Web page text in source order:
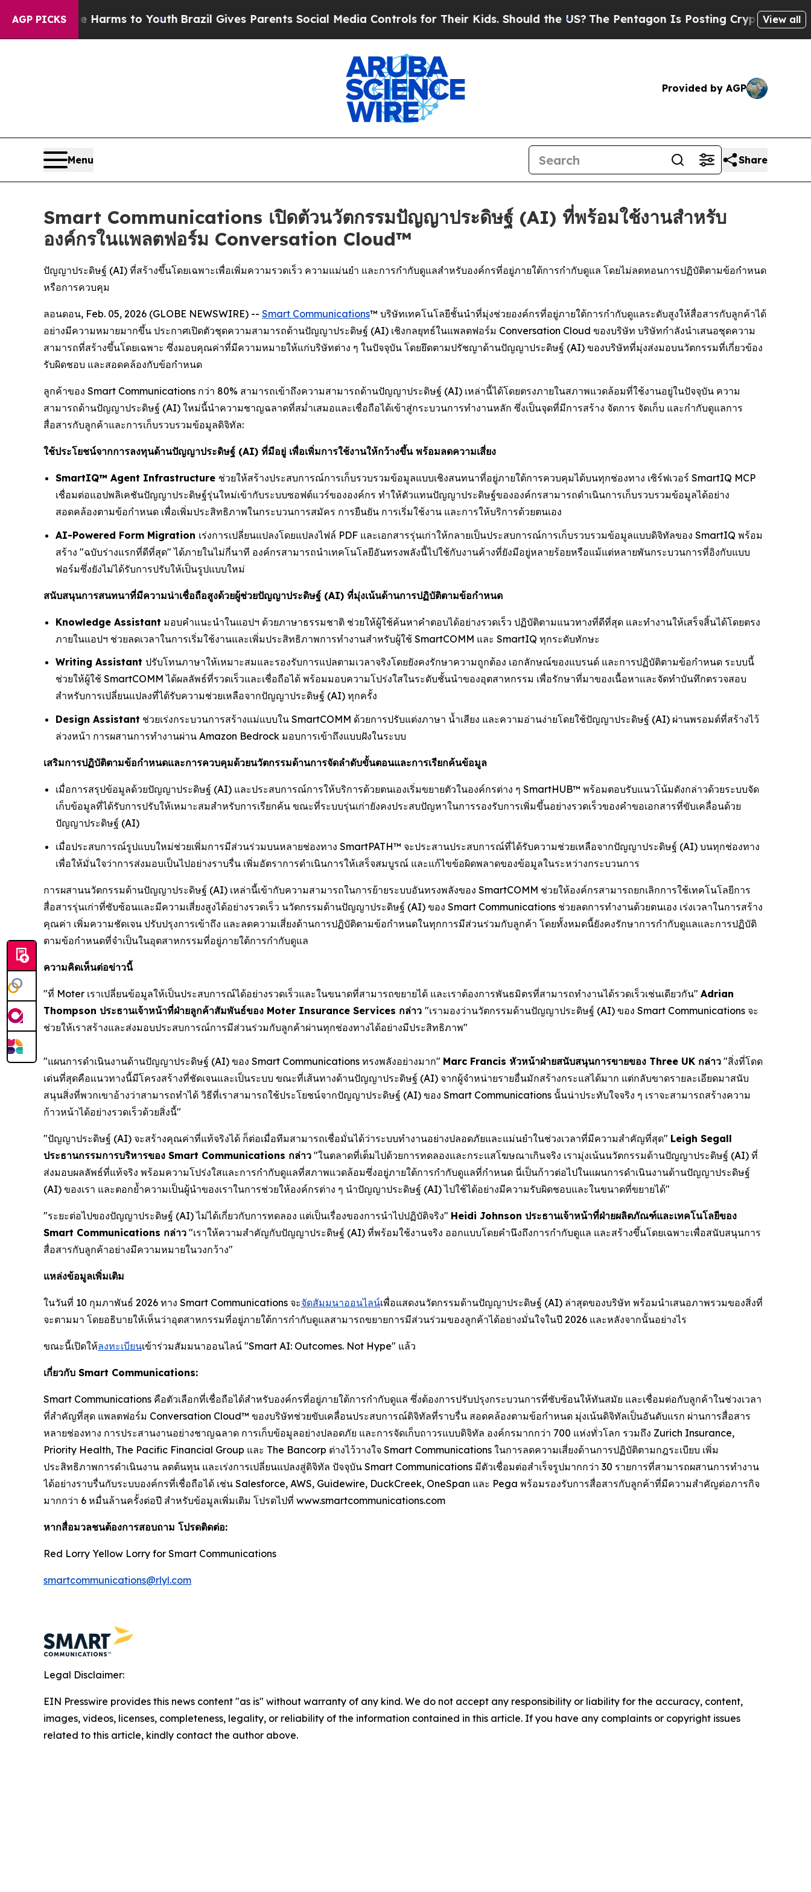
AGP PICKS
Harms to YouthBrazil Gives Parents Social Media Controls for Their Kids. Should the US?The Pentagon Is Posting Cryptic Biblical View all
Provided by AGP
Menu Share
Smart Communications เปิดตัวนวัตกรรมปัญญาประดิษฐ์ (AI) ที่พร้อมใช้งานสำหรับ
องค์กรในแพลตฟอร์ม Conversation Cloud™
ปัญญาประดิษฐ์ (AI) ที่สร้างขึ้นโดยเฉพาะเพื่อเพิ่มความรวดเร็ว ความแม่นยำ และการกำกับดูแลสำหรับองค์กรที่อยู่ภายใต้การกำกับดูแล โดยไม่ลดทอนการปฏิบัติตามข้อกำหนด
หรือการควบคุม
ลอนดอน, Feb. 05, 2026 (GLOBE NEWSWIRE) -- Smart Communications™ บริษัทเทคโนโลยีชั้นนำที่มุ่งช่วยองค์กรที่อยู่ภายใต้การกำกับดูแลระดับสูงให้สื่อสารกับลูกค้าได้
อย่างมีความหมายมากขึ้น ประกาศเปิดตัวชุดความสามารถด้านปัญญาประดิษฐ์ (AI) เชิงกลยุทธ์ในแพลตฟอร์ม Conversation Cloud ของบริษัท บริษัทกำลังนำเสนอชุดความ
สามารถที่สร้างขึ้นโดยเฉพาะ ซึ่งมอบคุณค่าที่มีความหมายให้แก่บริษัทต่าง ๆ ในปัจจุบัน โดยยึดตามปรัชญาด้านปัญญาประดิษฐ์ (AI) ของบริษัทที่มุ่งส่งมอบนวัตกรรมที่เกี่ยวข้อง
รับผิดชอบ และสอดคล้องกับข้อกำหนด
ลูกค้าของ Smart Communications กว่า 80% สามารถเข้าถึงความสามารถด้านปัญญาประดิษฐ์ (AI) เหล่านี้ได้โดยตรงภายในสภาพแวดล้อมที่ใช้งานอยู่ในปัจจุบัน ความ
สามารถด้านปัญญาประดิษฐ์ (AI) ใหม่นี้นำความชาญฉลาดที่สม่ำเสมอและเชื่อถือได้เข้าสู่กระบวนการทำงานหลัก ซึ่งเป็นจุดที่มีการสร้าง จัดการ จัดเก็บ และกำกับดูแลการ
สื่อสารกับลูกค้าและการเก็บรวบรวมข้อมูลดิจิทัล:
ใช้ประโยชน์จากการลงทุนด้านปัญญาประดิษฐ์ (AI) ที่มีอยู่ เพื่อเพิ่มการใช้งานให้กว้างขึ้น พร้อมลดความเสี่ยง
SmartIQ™ Agent Infrastructure ช่วยให้สร้างประสบการณ์การเก็บรวบรวมข้อมูลแบบเชิงสนทนาที่อยู่ภายใต้การควบคุมได้บนทุกช่องทาง เซิร์ฟเวอร์ SmartIQ MCP
เชื่อมต่อแอปพลิเคชันปัญญาประดิษฐ์รุ่นใหม่เข้ากับระบบซอฟต์แวร์ขององค์กร ทำให้ตัวแทนปัญญาประดิษฐ์ขององค์กรสามารถดำเนินการเก็บรวบรวมข้อมูลได้อย่าง
สอดคล้องตามข้อกำหนด เพื่อเพิ่มประสิทธิภาพในกระบวนการสมัคร การยืนยัน การเริ่มใช้งาน และการให้บริการด้วยตนเอง
AI-Powered Form Migration เร่งการเปลี่ยนแปลงโดยแปลงไฟล์ PDF และเอกสารรุ่นเก่าให้กลายเป็นประสบการณ์การเก็บรวบรวมข้อมูลแบบดิจิทัลของ SmartIQ พร้อม
สร้าง "ฉบับร่างแรกที่ดีที่สุด" ได้ภายในไม่กี่นาที องค์กรสามารถนำเทคโนโลยีอันทรงพลังนี้ไปใช้กับงานค้างที่ยังมีอยู่หลายร้อยหรือแม้แต่หลายพันกระบวนการที่อิงกับแบบ
ฟอร์มซึ่งยังไม่ได้รับการปรับให้เป็นรูปแบบใหม่
สนับสนุนการสนทนาที่มีความน่าเชื่อถือสูงด้วยผู้ช่วยปัญญาประดิษฐ์ (AI) ที่มุ่งเน้นด้านการปฏิบัติตามข้อกำหนด
Knowledge Assistant มอบคำแนะนำในแอปฯ ด้วยภาษาธรรมชาติ ช่วยให้ผู้ใช้ค้นหาคำตอบได้อย่างรวดเร็ว ปฏิบัติตามแนวทางที่ดีที่สุด และทำงานให้เสร็จสิ้นได้โดยตรง
ภายในแอปฯ ช่วยลดเวลาในการเริ่มใช้งานและเพิ่มประสิทธิภาพการทำงานสำหรับผู้ใช้ SmartCOMM และ SmartIQ ทุกระดับทักษะ
Writing Assistant ปรับโทนภาษาให้เหมาะสมและรองรับการแปลตามเวลาจริงโดยยังคงรักษาความถูกต้อง เอกลักษณ์ของแบรนด์ และการปฏิบัติตามข้อกำหนด ระบบนี้
ช่วยให้ผู้ใช้ SmartCOMM ได้ผลลัพธ์ที่รวดเร็วและเชื่อถือได้ พร้อมมอบความโปร่งใสในระดับชั้นนำของอุตสาหกรรม เพื่อรักษาที่มาของเนื้อหาและจัดทำบันทึกตรวจสอบ
สำหรับการเปลี่ยนแปลงที่ได้รับความช่วยเหลือจากปัญญาประดิษฐ์ (AI) ทุกครั้ง
Design Assistant ช่วยเร่งกระบวนการสร้างแม่แบบใน SmartCOMM ด้วยการปรับแต่งภาษา น้ำเสียง และความอ่านง่ายโดยใช้ปัญญาประดิษฐ์ (AI) ผ่านพรอมต์ที่สร้างไว้
ล่วงหน้า การผสานการทำงานผ่าน Amazon Bedrock มอบการเข้าถึงแบบฝังในระบบ
เสริมการปฏิบัติตามข้อกำหนดและการควบคุมด้วยนวัตกรรมด้านการจัดลำดับขั้นตอนและการเรียกค้นข้อมูล
เมื่อการสรุปข้อมูลด้วยปัญญาประดิษฐ์ (AI) และประสบการณ์การให้บริการด้วยตนเองเริ่มขยายตัวในองค์กรต่าง ๆ SmartHUB™ พร้อมตอบรับแนวโน้มดังกล่าวด้วยระบบจัด
เก็บข้อมูลที่ได้รับการปรับให้เหมาะสมสำหรับการเรียกค้น ขณะที่ระบบรุ่นเก่ายังคงประสบปัญหาในการรองรับการเพิ่มขึ้นอย่างรวดเร็วของคำขอเอกสารที่ขับเคลื่อนด้วย
ปัญญาประดิษฐ์ (AI)
เมื่อประสบการณ์รูปแบบใหม่ช่วยเพิ่มการมีส่วนร่วมบนหลายช่องทาง SmartPATH™ จะประสานประสบการณ์ที่ได้รับความช่วยเหลือจากปัญญาประดิษฐ์ (AI) บนทุกช่องทาง
เพื่อให้มั่นใจว่าการส่งมอบเป็นไปอย่างราบรื่น เพิ่มอัตราการดำเนินการให้เสร็จสมบูรณ์ และแก้ไขข้อผิดพลาดของข้อมูลในระหว่างกระบวนการ
การผสานนวัตกรรมด้านปัญญาประดิษฐ์ (AI) เหล่านี้เข้ากับความสามารถในการย้ายระบบอันทรงพลังของ SmartCOMM ช่วยให้องค์กรสามารถยกเลิกการใช้เทคโนโลยีการ
สื่อสารรุ่นเก่าที่ซับซ้อนและมีความเสี่ยงสูงได้อย่างรวดเร็ว นวัตกรรมด้านปัญญาประดิษฐ์ (AI) ของ Smart Communications ช่วยลดการทำงานด้วยตนเอง เร่งเวลาในการสร้าง
คุณค่า เพิ่มความชัดเจน ปรับปรุงการเข้าถึง และลดความเสี่ยงด้านการปฏิบัติตามข้อกำหนดในทุกการมีส่วนร่วมกับลูกค้า โดยทั้งหมดนี้ยังคงรักษาการกำกับดูแลและการปฏิบัติ
ตามข้อกำหนดที่จำเป็นในอุตสาหกรรมที่อยู่ภายใต้การกำกับดูแล
ความคิดเห็นต่อข่าวนี้
"ที่ Moter เราเปลี่ยนข้อมูลให้เป็นประสบการณ์ได้อย่างรวดเร็วและในขนาดที่สามารถขยายได้ และเราต้องการพันธมิตรที่สามารถทำงานได้รวดเร็วเช่นเดียวกัน" Adrian
Thompson ประธานเจ้าหน้าที่ฝ่ายลูกค้าสัมพันธ์ของ Moter Insurance Services กล่าว "เรามองว่านวัตกรรมด้านปัญญาประดิษฐ์ (AI) ของ Smart Communications จะ
ช่วยให้เราสร้างและส่งมอบประสบการณ์การมีส่วนร่วมกับลูกค้าผ่านทุกช่องทางได้อย่างมีประสิทธิภาพ"
"แผนการดำเนินงานด้านปัญญาประดิษฐ์ (AI) ของ Smart Communications ทรงพลังอย่างมาก" Marc Francis หัวหน้าฝ่ายสนับสนุนการขายของ Three UK กล่าว "สิ่งที่โดด
เด่นที่สุดคือแนวทางนี้มีโครงสร้างที่ชัดเจนและเป็นระบบ ขณะที่เส้นทางด้านปัญญาประดิษฐ์ (AI) จากผู้จำหน่ายรายอื่นมักสร้างกระแสได้มาก แต่กลับขาดรายละเอียดมาสนับ
สนุนสิ่งที่พวกเขาอ้างว่าสามารถทำได้ วิธีที่เราสามารถใช้ประโยชน์จากปัญญาประดิษฐ์ (AI) ของ Smart Communications นั้นน่าประทับใจจริง ๆ เราจะสามารถสร้างความ
ก้าวหน้าได้อย่างรวดเร็วด้วยสิ่งนี้"
"ปัญญาประดิษฐ์ (AI) จะสร้างคุณค่าที่แท้จริงได้ ก็ต่อเมื่อทีมสามารถเชื่อมั่นได้ว่าระบบทำงานอย่างปลอดภัยและแม่นยำในช่วงเวลาที่มีความสำคัญที่สุด" Leigh Segall
ประธานกรรมการบริหารของ Smart Communications กล่าว "ในตลาดที่เต็มไปด้วยการทดลองและกระแสโฆษณาเกินจริง เรามุ่งเน้นนวัตกรรมด้านปัญญาประดิษฐ์ (AI) ที่
ส่งมอบผลลัพธ์ที่แท้จริง พร้อมความโปร่งใสและการกำกับดูแลที่สภาพแวดล้อมซึ่งอยู่ภายใต้การกำกับดูแลที่กำหนด นี่เป็นก้าวต่อไปในแผนการดำเนินงานด้านปัญญาประดิษฐ์
(AI) ของเรา และตอกย้ำความเป็นผู้นำของเราในการช่วยให้องค์กรต่าง ๆ นำปัญญาประดิษฐ์ (AI) ไปใช้ได้อย่างมีความรับผิดชอบและในขนาดที่ขยายได้"
"ระยะต่อไปของปัญญาประดิษฐ์ (AI) ไม่ได้เกี่ยวกับการทดลอง แต่เป็นเรื่องของการนำไปปฏิบัติจริง" Heidi Johnson ประธานเจ้าหน้าที่ฝ่ายผลิตภัณฑ์และเทคโนโลยีของ
Smart Communications กล่าว "เราให้ความสำคัญกับปัญญาประดิษฐ์ (AI) ที่พร้อมใช้งานจริง ออกแบบโดยคำนึงถึงการกำกับดูแล และสร้างขึ้นโดยเฉพาะเพื่อสนับสนุนการ
สื่อสารกับลูกค้าอย่างมีความหมายในวงกว้าง"
แหล่งข้อมูลเพิ่มเติม
ในวันที่ 10 กุมภาพันธ์ 2026 ทาง Smart Communications จะจัดสัมมนาออนไลน์เพื่อแสดงนวัตกรรมด้านปัญญาประดิษฐ์ (AI) ล่าสุดของบริษัท พร้อมนำเสนอภาพรวมของสิ่งที่
จะตามมา โดยอธิบายให้เห็นว่าอุตสาหกรรมที่อยู่ภายใต้การกำกับดูแลสามารถขยายการมีส่วนร่วมของลูกค้าได้อย่างมั่นใจในปี 2026 และหลังจากนั้นอย่างไร
ขณะนี้เปิดให้ลงทะเบียนเข้าร่วมสัมมนาออนไลน์ "Smart AI: Outcomes. Not Hype" แล้ว
เกี่ยวกับ Smart Communications:
Smart Communications คือตัวเลือกที่เชื่อถือได้สำหรับองค์กรที่อยู่ภายใต้การกำกับดูแล ซึ่งต้องการปรับปรุงกระบวนการที่ซับซ้อนให้ทันสมัย ​​และเชื่อมต่อกับลูกค้าในช่วงเวลา
ที่สำคัญที่สุด แพลตฟอร์ม Conversation Cloud™ ของบริษัทช่วยขับเคลื่อนประสบการณ์ดิจิทัลที่ราบรื่น สอดคล้องตามข้อกำหนด มุ่งเน้นดิจิทัลเป็นอันดับแรก ผ่านการสื่อสาร
หลายช่องทาง การประสานงานอย่างชาญฉลาด การเก็บข้อมูลอย่างปลอดภัย และการจัดเก็บถาวรแบบดิจิทัล องค์กรมากกว่า 700 แห่งทั่วโลก รวมถึง Zurich Insurance,
Priority Health, The Pacific Financial Group และ The Bancorp ต่างไว้วางใจ Smart Communications ในการลดความเสี่ยงด้านการปฏิบัติตามกฎระเบียบ เพิ่ม
ประสิทธิภาพการดำเนินงาน ลดต้นทุน และเร่งการเปลี่ยนแปลงสู่ดิจิทัล ปัจจุบัน Smart Communications มีตัวเชื่อมต่อสำเร็จรูปมากกว่า 30 รายการที่สามารถผสานการทำงาน
ได้อย่างราบรื่นกับระบบองค์กรที่เชื่อถือได้ เช่น Salesforce, AWS, Guidewire, DuckCreek, OneSpan และ Pega พร้อมรองรับการสื่อสารกับลูกค้าที่มีความสำคัญต่อภารกิจ
มากกว่า 6 หมื่นล้านครั้งต่อปี สำหรับข้อมูลเพิ่มเติม โปรดไปที่ www.smartcommunications.com
หากสื่อมวลชนต้องการสอบถาม โปรดติดต่อ:
Red Lorry Yellow Lorry for Smart Communications
smartcommunications@rlyl.com
Legal Disclaimer:
EIN Presswire provides this news content "as is" without warranty of any kind. We do not accept any responsibility or liability for the accuracy, content,
images, videos, licenses, completeness, legality, or reliability of the information contained in this article. If you have any complaints or copyright issues
related to this article, kindly contact the author above.